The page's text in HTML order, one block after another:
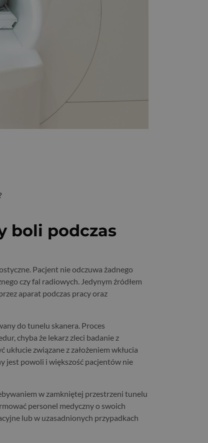
boli podczas
Pacjent nie odczuwa żadnego
czy fal radiowych. Jedynym źródłem
aparat podczas pracy oraz
do tunelu skanera. Proces
chyba że lekarz zleci badanie z
związane z założeniem wkłucia
jest powoli i większość pacjentów nie
w zamkniętej przestrzeni tunelu
personel medyczny o swoich
lub w uzasadnionych przypadkach